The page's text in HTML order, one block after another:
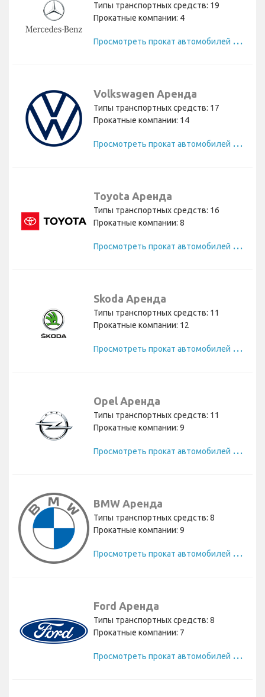
Типы транспортных средств: 19
Прокатные компании: 4
П
росмотреть прокат автомобилей Mercedes
Volkswagen Аренда
Типы транспортных средств: 17
Прокатные компании: 14
П
росмотреть прокат автомобилей Volkswagen
Toyota Аренда
Типы транспортных средств: 16
Прокатные компании: 8
П
росмотреть прокат автомобилей Toyota
Skoda Аренда
Типы транспортных средств: 11
Прокатные компании: 12
П
росмотреть прокат автомобилей Skoda
Opel Аренда
Типы транспортных средств: 11
Прокатные компании: 9
П
росмотреть прокат автомобилей Opel
BMW Аренда
Типы транспортных средств: 8
Прокатные компании: 9
П
росмотреть прокат автомобилей BMW
Ford Аренда
Типы транспортных средств: 8
Прокатные компании: 7
П
росмотреть прокат автомобилей Ford